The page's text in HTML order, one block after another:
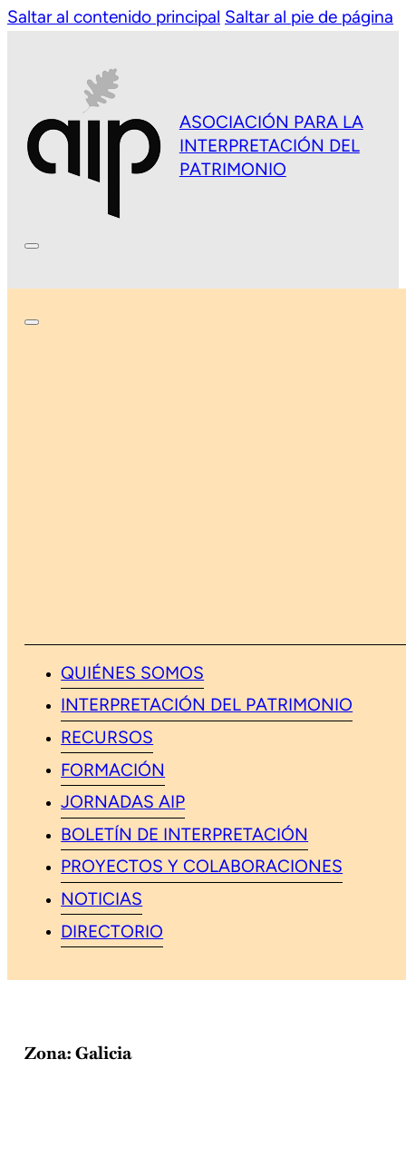
Saltar al contenido principal Saltar al pie de página
ASOCIACIÓN PARA LA
INTERPRETACIÓN DEL
PATRIMONIO
QUIÉNES SOMOS
INTERPRETACIÓN DEL PATRIMONIO
RECURSOS
FORMACIÓN
JORNADAS AIP
BOLETÍN DE INTERPRETACIÓN
PROYECTOS Y COLABORACIONES
NOTICIAS
DIRECTORIO
Zona:Galicia